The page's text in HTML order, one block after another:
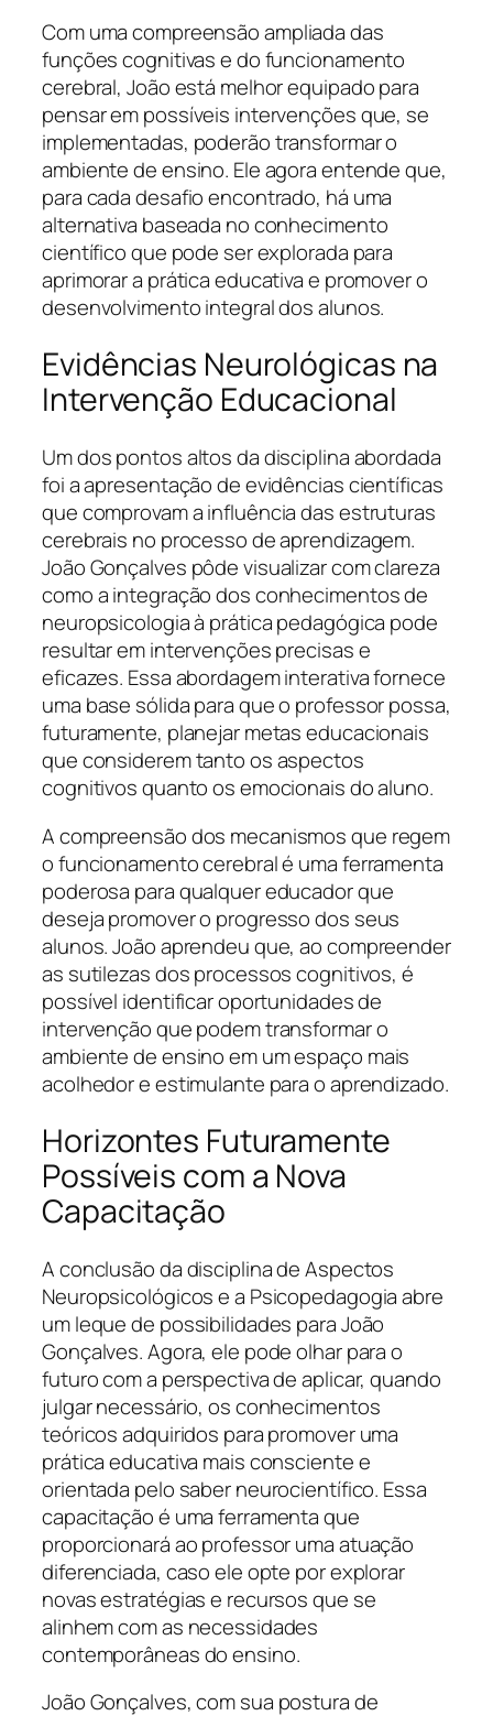
Com uma compreensão ampliada das
funções cognitivas e do funcionamento
cerebral, João está melhor equipado para
pensar em possíveis intervenções que, se
implementadas, poderão transformar o
ambiente de ensino. Ele agora entende que,
para cada desafio encontrado, há uma
alternativa baseada no conhecimento
científico que pode ser explorada para
aprimorar a prática educativa e promover o
desenvolvimento integral dos alunos.
Evidências Neurológicas na
Intervenção Educacional
Um dos pontos altos da disciplina abordada
foi a apresentação de evidências científicas
que comprovam a influência das estruturas
cerebrais no processo de aprendizagem.
João Gonçalves pôde visualizar com clareza
como a integração dos conhecimentos de
neuropsicologia à prática pedagógica pode
resultar em intervenções precisas e
eficazes. Essa abordagem interativa fornece
uma base sólida para que o professor possa,
futuramente, planejar metas educacionais
que considerem tanto os aspectos
cognitivos quanto os emocionais do aluno.
A compreensão dos mecanismos que regem
o funcionamento cerebral é uma ferramenta
poderosa para qualquer educador que
deseja promover o progresso dos seus
alunos. João aprendeu que, ao compreender
as sutilezas dos processos cognitivos, é
possível identificar oportunidades de
intervenção que podem transformar o
ambiente de ensino em um espaço mais
acolhedor e estimulante para o aprendizado.
Horizontes Futuramente
Possíveis com a Nova
Capacitação
A conclusão da disciplina de Aspectos
Neuropsicológicos e a Psicopedagogia abre
um leque de possibilidades para João
Gonçalves. Agora, ele pode olhar para o
futuro com a perspectiva de aplicar, quando
julgar necessário, os conhecimentos
teóricos adquiridos para promover uma
prática educativa mais consciente e
orientada pelo saber neurocientífico. Essa
capacitação é uma ferramenta que
proporcionará ao professor uma atuação
diferenciada, caso ele opte por explorar
novas estratégias e recursos que se
alinhem com as necessidades
contemporâneas do ensino.
João Gonçalves, com sua postura de